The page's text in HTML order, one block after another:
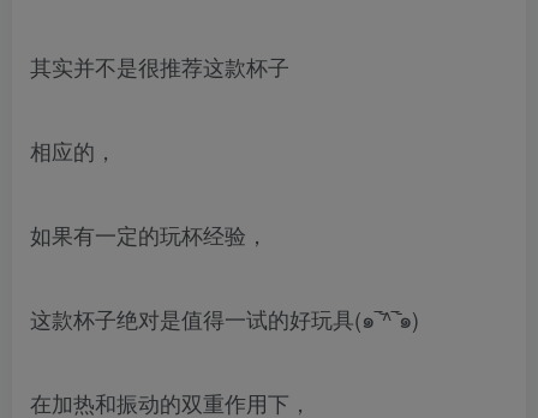
其实并不是很推荐这款杯子
相应的，
如果有一定的玩杯经验，
这款杯子绝对是值得一试的好玩具(๑‾᷅^‾᷅๑)
在加热和振动的双重作用下，